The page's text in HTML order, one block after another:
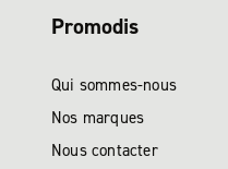
Promodis
Qui sommes-nous
Nos marques
Nous contacter